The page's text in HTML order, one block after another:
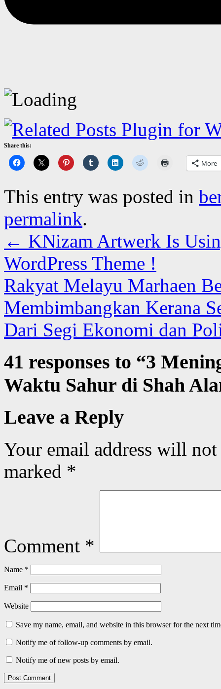
Share this:
More
This entry was posted in
permalink.
← KNizam Artwerk Is
WordPress Theme !
Rakyat Melayu Marhaen
Membimbangkan Kerana
Dari Segi Ekonomi dan
41 responses to “3
Waktu Sahur di Shah
Leave a Reply
Your email address will
marked *
Comment *
Name *
Email *
Website
Save my name, email, and website in this browser for the next
Notify me of follow-up comments by email.
Notify me of new posts by email.